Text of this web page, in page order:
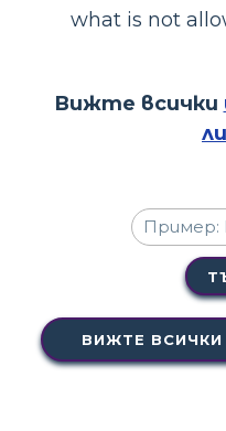
what is not
Вижте всички
ВИЖТЕ ВСИЧКИ